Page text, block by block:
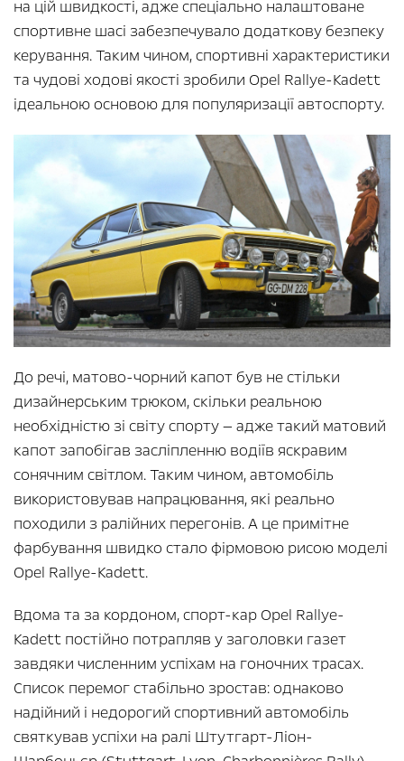
на цій швидкості, адже спеціально налаштоване
спортивне шасі забезпечувало додаткову безпеку
керування. Таким чином, спортивні характеристики
та чудові ходові якості зробили Opel Rallye-Kadett
ідеальною основою для популяризації автоспорту.
До речі, матово-чорний капот був не стільки
дизайнерським трюком, скільки реальною
необхідністю зі світу спорту — адже такий матовий
капот запобігав засліпленню водіїв яскравим
сонячним світлом. Таким чином, автомобіль
використовував напрацювання, які реально
походили з ралійних перегонів. А це примітне
фарбування швидко стало фірмовою рисою моделі
Opel Rallye-Kadett.
Вдома та за кордоном, спорт-кар Opel Rallye-
Kadett постійно потрапляв у заголовки газет
завдяки численним успіхам на гоночних трасах.
Список перемог стабільно зростав: однаково
надійний і недорогий спортивний автомобіль
святкував успіхи на ралі Штутгарт-Ліон-